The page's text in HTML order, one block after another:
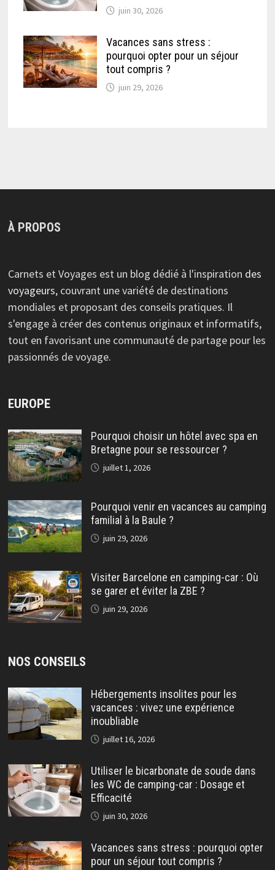
juin 30, 2026
Vacances sans stress :
pourquoi opter pour un séjour
tout compris ?
juin 29, 2026
À PROPOS
Carnets et Voyages est un blog dédié à l'inspiration des
voyageurs, couvrant une variété de destinations
mondiales et proposant des conseils pratiques. Il
s'engage à créer des contenus originaux et informatifs,
tout en favorisant une communauté de partage pour les
passionnés de voyage.
EUROPE
Pourquoi choisir un hôtel avec spa en
Bretagne pour se ressourcer ?
juillet 1, 2026
Pourquoi venir en vacances au camping
familial à la Baule ?
juin 29, 2026
Visiter Barcelone en camping-car : Où
se garer et éviter la ZBE ?
juin 29, 2026
NOS CONSEILS
Hébergements insolites pour les
vacances : vivez une expérience
inoubliable
juillet 16, 2026
Utiliser le bicarbonate de soude dans
les WC de camping-car : Dosage et
Efficacité
juin 30, 2026
Vacances sans stress : pourquoi opter
pour un séjour tout compris ?